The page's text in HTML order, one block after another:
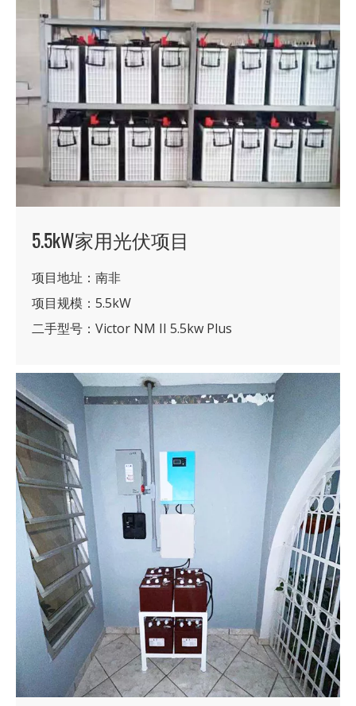
5.5kW家用光伏项目
项目地址：南非
项目规模：5.5kW
二手型号：Victor NM II 5.5kw Plus